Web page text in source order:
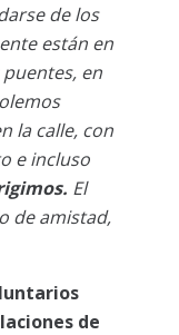
de los
están en
puentes, en
la calle, con
e incluso
El
de amistad,
de